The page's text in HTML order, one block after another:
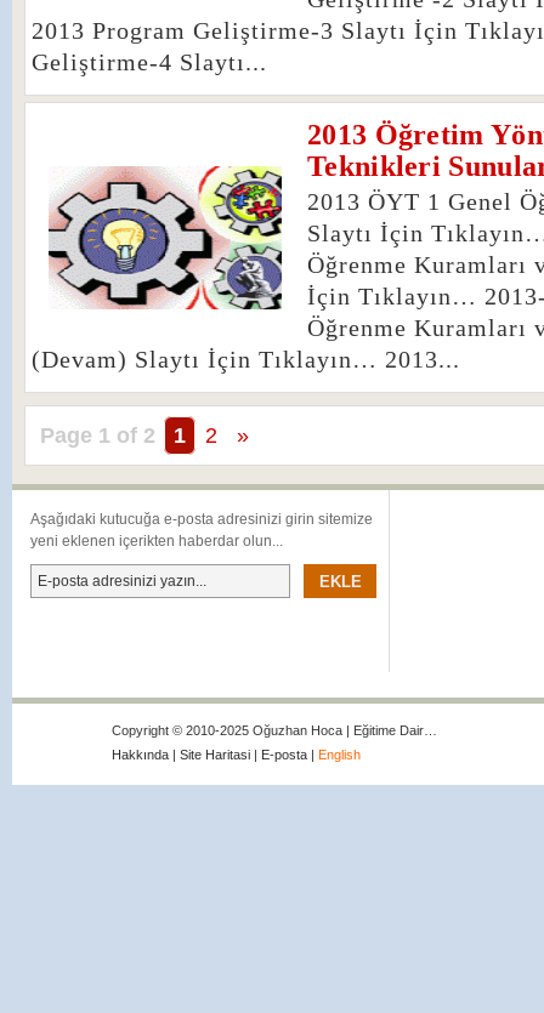
2013 Program Geliştirme-3 Slaytı İçin
Geliştirme-4 Slaytı...
2013 Öğretim
Teknikleri
2013 ÖYT 1 Genel
Slaytı İçin
Öğrenme Kuramları
İçin Tıklayın…
Öğrenme Kuramları
(Devam) Slaytı İçin Tıklayın… 2013...
Page 1 of 2 1 2 »
Aşağıdaki kutucuğa e-posta adresinizi girin sitemize
yeni eklenen içerikten haberdar olun...
Copyright © 2010-2025 Oğuzhan Hoca | Eğitime Dair…
Hakkında | Site Haritasi | E-posta | English